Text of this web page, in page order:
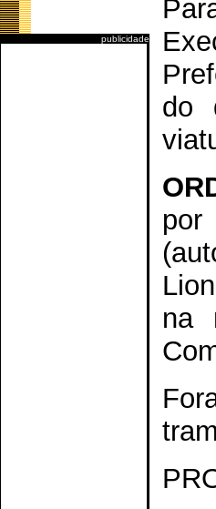
publicidade
do
por
na